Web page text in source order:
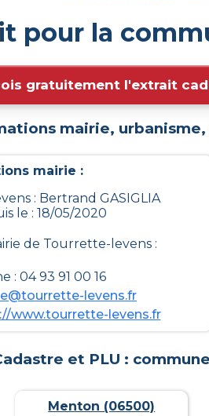
pour la
gratuitement l'extrait
mairie,
mairie :
: Bertrand GASIGLIA
le : 18/05/2020
de Tourrette-levens :
: 04 93 91 00 16
levens.fr
www.tourrette-levens.fr
et PLU :
Menton (06500)